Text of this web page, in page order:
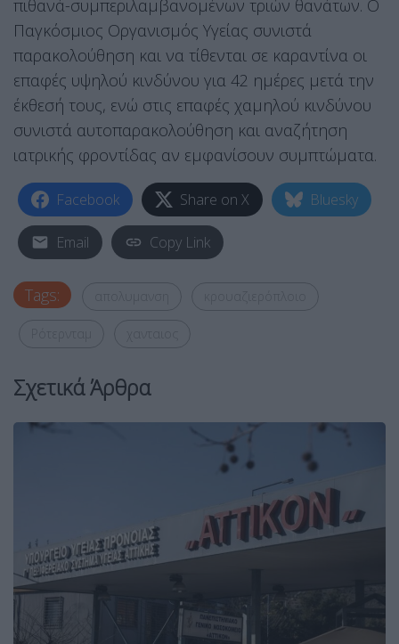
πιθανά-συμπεριλαμβανομένων τριών θανάτων. Ο
Παγκόσμιος Οργανισμός Υγείας συνιστά
παρακολούθηση και να τίθενται σε καραντίνα οι
επαφές υψηλού κινδύνου για 42 ημέρες μετά την
έκθεσή τους, ενώ στις επαφές χαμηλού κινδύνου
συνιστά αυτοπαρακολούθηση και αναζήτηση
ιατρικής φροντίδας αν εμφανίσουν συμπτώματα.
Facebook Share on X Bluesky
Email Copy Link
Tags:
Σχετικά Άρθρα